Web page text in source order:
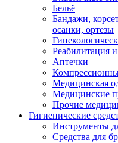
Бельё
Бандажи,
осанки, ортезы
Реабилитация
Аптечки
Медицинская
Медицинские
Прочие
Гигиенические
Инструменты
Средства для